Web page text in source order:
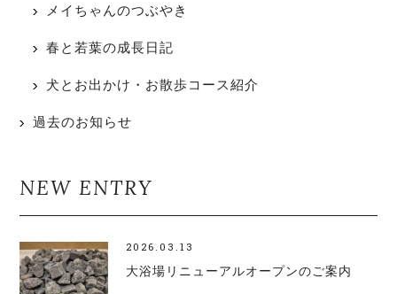
メイちゃんのつぶやき
春と若葉の成長日記
犬とお出かけ・お散歩コース紹介
過去のお知らせ
NEW ENTRY
2026.03.13
大浴場リニューアルオープンのご案内